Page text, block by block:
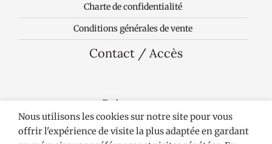
Charte de confidentialité
Conditions générales de vente
Contact / Accès
Suivez-nous
Nous utilisons les cookies sur notre site pour vous
offrir l'expérience de visite la plus adaptée en gardant